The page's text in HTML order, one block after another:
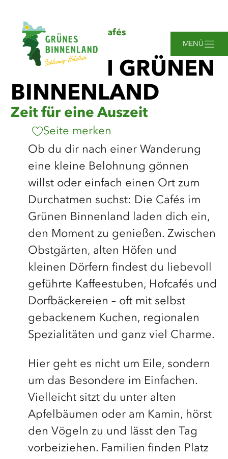
Hauptinhalt
Suche
Navigation
Footer
MENÜ
sind
hier:
Startseite Genießen Cafés
CAFÉS IM GRÜNEN
BINNENLAND
Zeit für eine Auszeit
Seite merken
Ob du dir nach einer Wanderung
eine kleine Belohnung gönnen
willst oder einfach einen Ort zum
Durchatmen suchst: Die Cafés im
Grünen Binnenland laden dich ein,
den Moment zu genießen. Zwischen
Obstgärten, alten Höfen und
kleinen Dörfern findest du liebevoll
geführte Kaffeestuben, Hofcafés und
Dorfbäckereien – oft mit selbst
gebackenem Kuchen, regionalen
Spezialitäten und ganz viel Charme.
Hier geht es nicht um Eile, sondern
um das Besondere im Einfachen.
Vielleicht sitzt du unter alten
Apfelbäumen oder am Kamin, hörst
den Vögeln zu und lässt den Tag
vorbeiziehen. Familien finden Platz